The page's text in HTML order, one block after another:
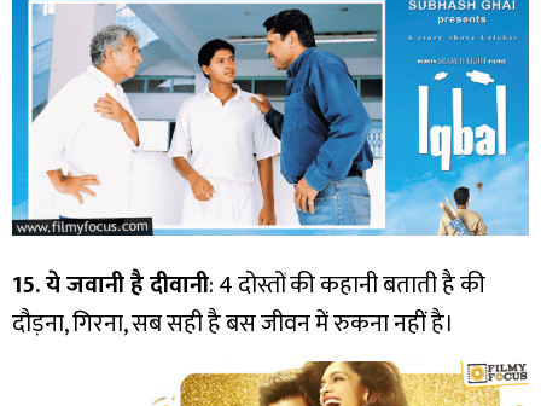
15. ये जवानी है दीवानी: 4 दोस्तों की कहानी बताती है की
दौड़ना, गिरना, सब सही है बस जीवन में रुकना नहीं है।